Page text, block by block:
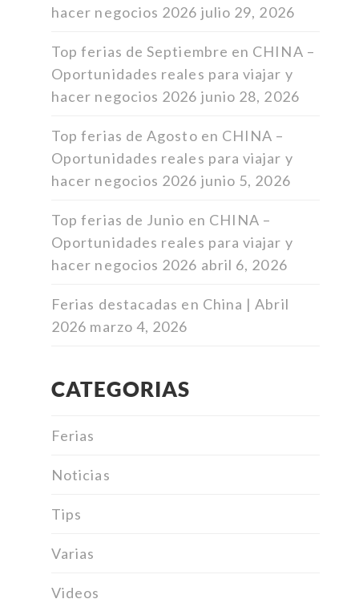
hacer negocios 2026 julio 29, 2026
Top ferias de Septiembre en CHINA –
Oportunidades reales para viajar y
hacer negocios 2026 junio 28, 2026
Top ferias de Agosto en CHINA –
Oportunidades reales para viajar y
hacer negocios 2026 junio 5, 2026
Top ferias de Junio en CHINA –
Oportunidades reales para viajar y
hacer negocios 2026 abril 6, 2026
Ferias destacadas en China | Abril
2026 marzo 4, 2026
CATEGORIAS
Ferias
Noticias
Tips
Varias
Videos